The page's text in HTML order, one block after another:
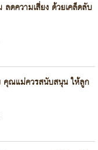
ลดความเสี่ยง ด้วยเคล็ดลับ
คุณแม่ควรสนับสนุน ให้ลูก